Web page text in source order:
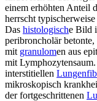
einem erhöhten Anteil
herrscht
Das histologische Bild
peribroncholär
mit granulomen aus
mit
interstitiellen
mikroskopisch
der fortgeschrittenen